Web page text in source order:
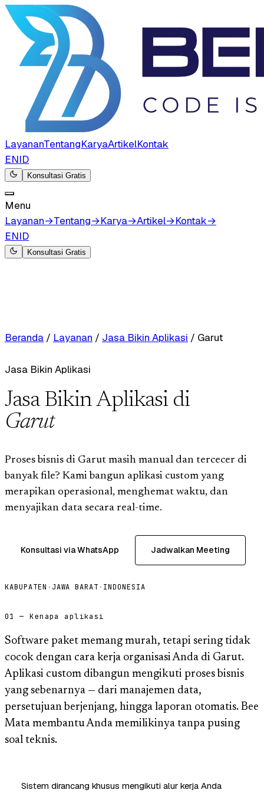
LayananTentangKaryaArtikelKontak
ENID
Konsultasi Gratis
Menu
Layanan→Tentang→Karya→Artikel→Kontak→
ENID
Konsultasi Gratis
Beranda / Layanan / Jasa Bikin Aplikasi / Garut
Jasa Bikin Aplikasi
Jasa Bikin Aplikasi di
Garut
Proses bisnis di Garut masih manual dan tercecer di
banyak file? Kami bangun aplikasi custom yang
merapikan operasional, menghemat waktu, dan
menyajikan data secara real-time.
Konsultasi via WhatsApp Jadwalkan Meeting
KABUPATEN · JAWA BARAT · INDONESIA
01 — Kenapa aplikasi
Software paket memang murah, tetapi sering tidak
cocok dengan cara kerja organisasi Anda di Garut.
Aplikasi custom dibangun mengikuti proses bisnis
yang sebenarnya — dari manajemen data,
persetujuan berjenjang, hingga laporan otomatis. Bee
Mata membantu Anda memilikinya tanpa pusing
soal teknis.
Sistem dirancang khusus mengikuti alur kerja Anda